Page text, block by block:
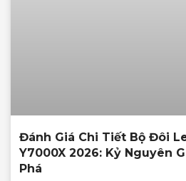
Đánh Giá Chi Tiết Bộ Đôi
Y7000X 2026: Kỷ Nguyên
Phá